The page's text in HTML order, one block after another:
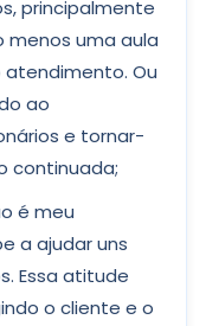
principalmente
menos uma aula
Ou
ao
e tornar-
continuada;
é meu
a ajudar uns
Essa atitude
o cliente e o